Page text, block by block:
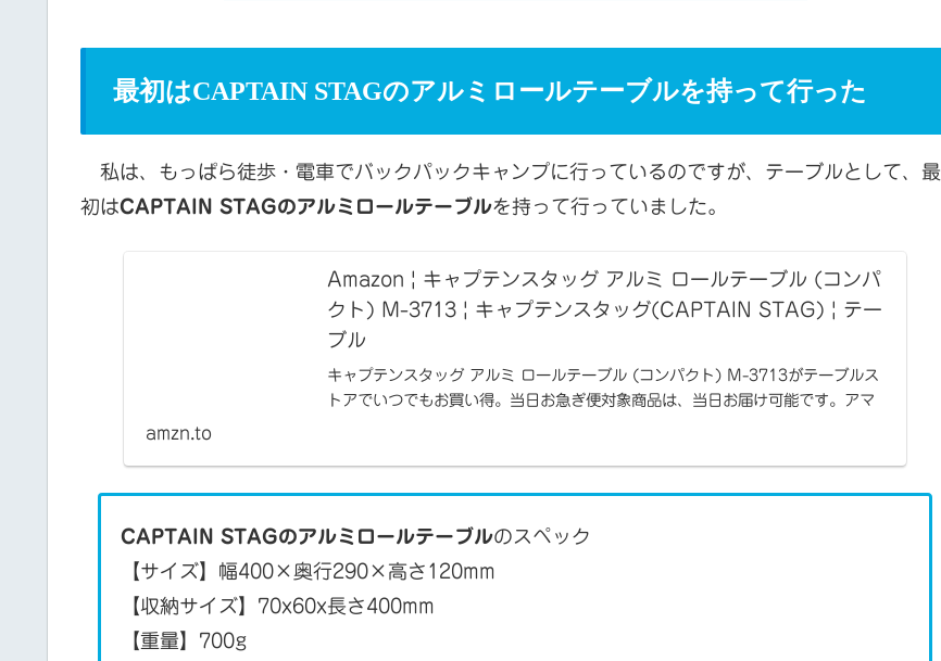
最初はCAPTAIN STAGのアルミロールテーブルを持って行った
私は、もっぱら徒歩・電車でバックパックキャンプに行っているのですが、テーブルとして、最
初はCAPTAIN STAGのアルミロールテーブルを持って行っていました。
Amazon | キャプテンスタッグ アルミ ロールテーブル (コンパ
クト) M-3713 | キャプテンスタッグ(CAPTAIN STAG) | テー
ブル
キャプテンスタッグ アルミ ロールテーブル (コンパクト) M-3713がテーブルス
トアでいつでもお買い得。当日お急ぎ便対象商品は、当日お届け可能です。アマ
amzn.to
CAPTAIN STAGのアルミロールテーブルのスペック
【サイズ】幅400×奥行290×高さ120mm
【収納サイズ】70x60x長さ400mm
【重量】700g